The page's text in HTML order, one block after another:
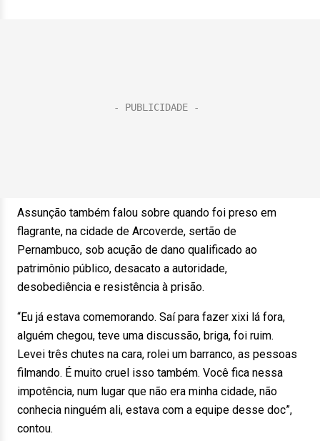
Assunção também falou sobre quando foi preso em
flagrante, na cidade de Arcoverde, sertão de
Pernambuco, sob acução de dano qualificado ao
patrimônio público, desacato a autoridade,
desobediência e resistência à prisão.
“Eu já estava comemorando. Saí para fazer xixi lá fora,
alguém chegou, teve uma discussão, briga, foi ruim.
Levei três chutes na cara, rolei um barranco, as pessoas
filmando. É muito cruel isso também. Você fica nessa
impotência, num lugar que não era minha cidade, não
conhecia ninguém ali, estava com a equipe desse doc”,
contou.